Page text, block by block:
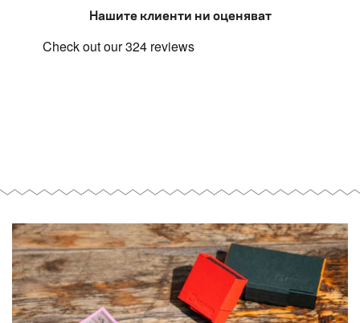
Нашите клиенти ни оценяват